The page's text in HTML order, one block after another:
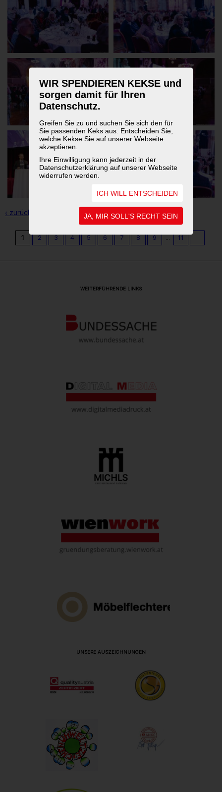
WIR SPENDIEREN KEKSE und
sorgen damit für Ihren
Datenschutz.
Greifen Sie zu und suchen Sie sich den für
Sie passenden Keks aus. Entscheiden Sie,
welche Kekse Sie auf unserer Webseite
akzeptieren.
Ihre Einwilligung kann jederzeit in der
Datenschutzerklärung auf unserer Webseite
widerrufen werden.
ICH WILL ENTSCHEIDEN
JA, MIR SOLL'S RECHT SEIN
‹ zurück zur Übersicht
1 2 3 4 5 6 7 8 9 ... 11
WEITERFÜHRENDE LINKS
UNSERE AUSZEICHNUNGEN